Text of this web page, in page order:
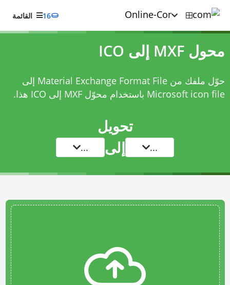
16 القائمة
محول MXF إلى ICO
حوّل ملفك من Material Exchange Format File إلى
Microsoft icon file باستخدام
محوّل MXF إلى ICO هذا.
تحويل
... إلى ...